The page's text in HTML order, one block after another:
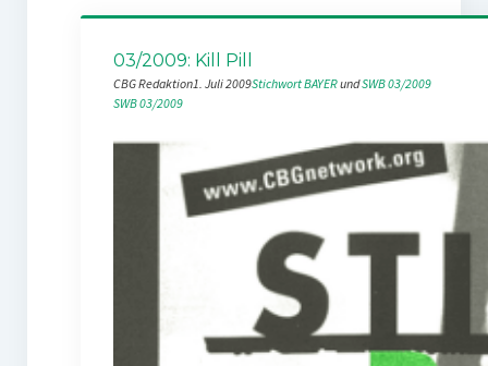
03/2009: Kill Pill
CBG Redaktion1. Juli 2009Stichwort BAYER und SWB 03/2009
SWB 03/2009